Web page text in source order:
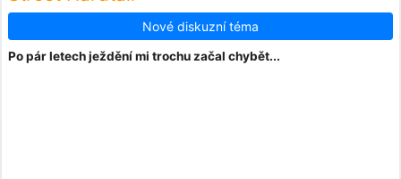
Nové diskuzní téma
Po pár letech ježdění mi trochu začal chybět...